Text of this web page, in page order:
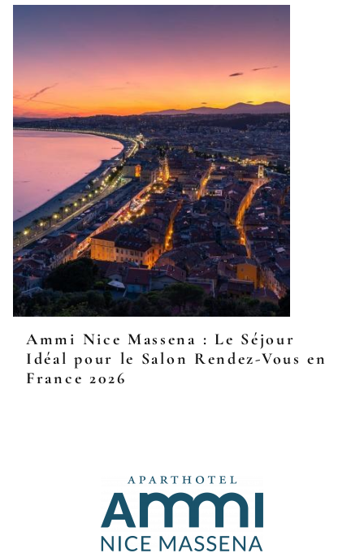
Ammi Nice Massena : Le Séjour
Idéal pour le Salon Rendez-Vous en
France 2026